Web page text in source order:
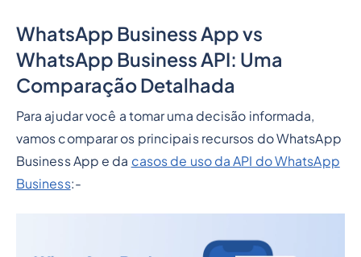
WhatsApp Business App vs
WhatsApp Business API: Uma
Comparação Detalhada
Para ajudar você a tomar uma decisão informada,
vamos comparar os principais recursos do WhatsApp
Business App e da casos de uso da API do WhatsApp
Business:-